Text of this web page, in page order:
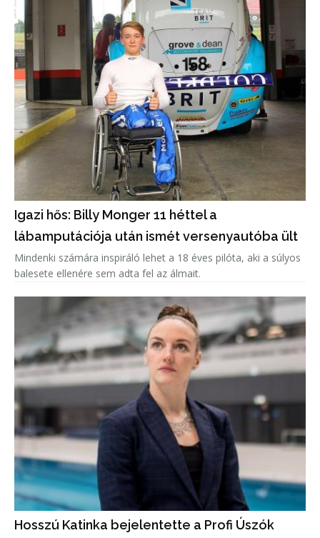
Igazi hős: Billy Monger 11 héttel a
lábamputációja után ismét versenyautóba ült
Mindenki számára inspiráló lehet a 18 éves pilóta, aki a súlyos
balesete ellenére sem adta fel az álmait.
Hosszú Katinka bejelentette a Profi Úszók